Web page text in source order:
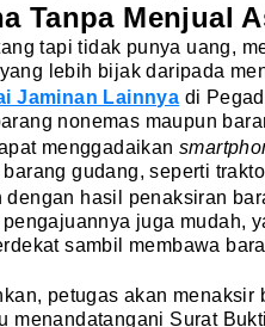
Tanpa Menjual
tapi tidak punya uang,
lebih bijak daripada
Jaminan Lainnya di
nonemas maupun
menggadaikan
gudang, seperti
hasil penaksiran
juga mudah,
sambil membawa
petugas akan menaksir
menandatangani Surat